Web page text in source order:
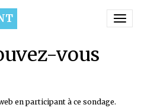
vous
en participant à ce sondage.